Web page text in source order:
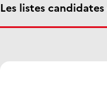
Les listes